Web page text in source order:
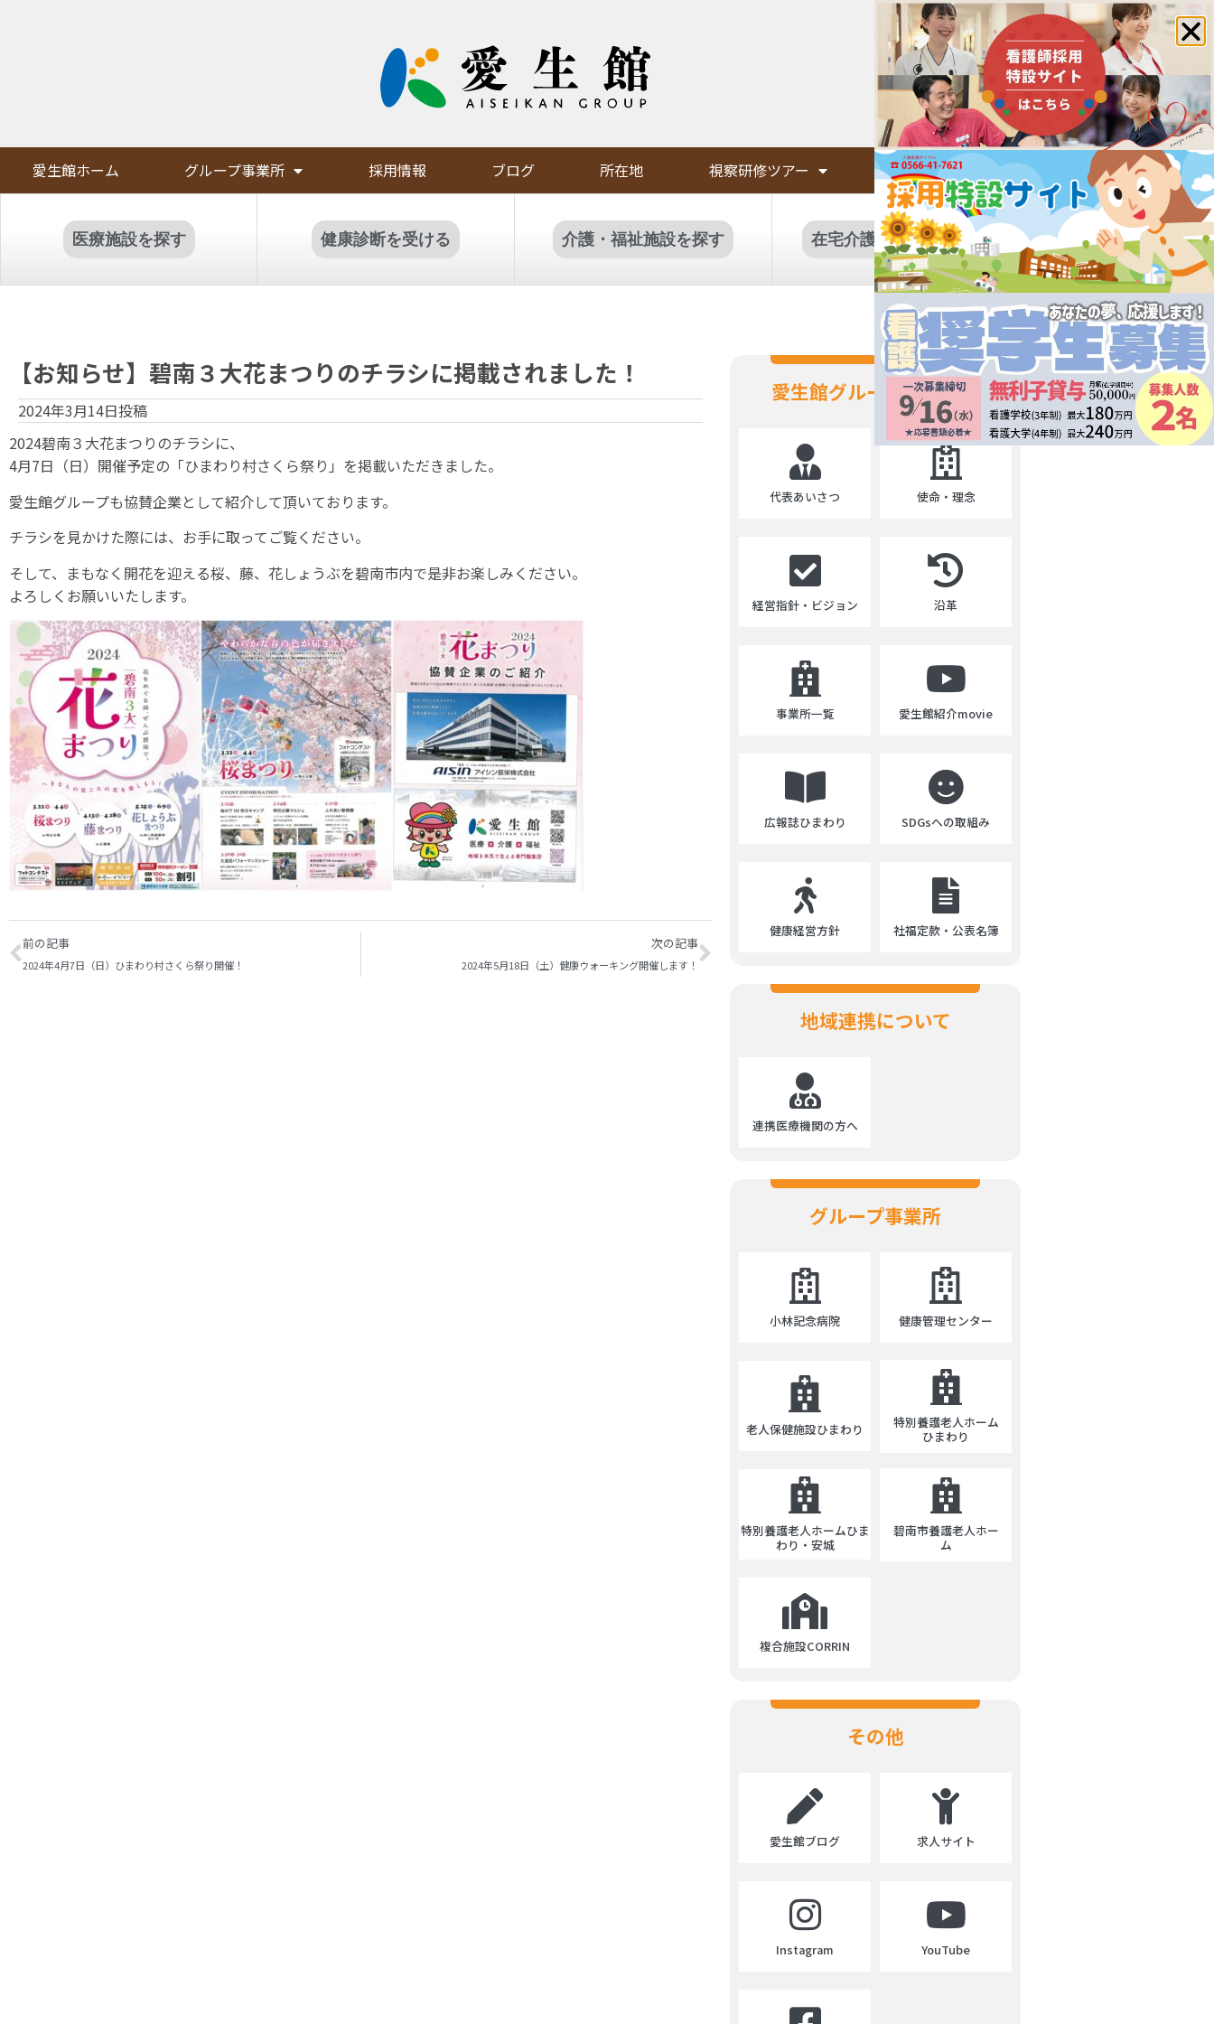
愛生館ホーム グループ事業所 採用情報 ブログ 所在地 視察研修ツアー 面会について
医療施設を探す 健康診断を受ける 介護・福祉施設を探す 在宅介護サービスを探す
【お知らせ】碧南３大花まつりのチラシに掲載されました！
2024年3月14日投稿
2024碧南３大花まつりのチラシに、
4月7日（日）開催予定の「ひまわり村さくら祭り」を掲載いただきました。
愛生館グループも協賛企業として紹介して頂いております。
チラシを見かけた際には、お手に取ってご覧ください。
そして、まもなく開花を迎える桜、藤、花しょうぶを碧南市内で是非お楽しみください。
よろしくお願いいたします。
前の記事
2024年4月7日（日）ひまわり村さくら祭り開催！
次の記事
2024年5月18日（土）健康ウォーキング開催します！
愛生館グループのご案内
代表あいさつ 使命・理念
経営指針・ビジョン 沿革
事業所一覧 愛生館紹介movie
広報誌ひまわり SDGsへの取組み
健康経営方針 社福定款・公表名簿
地域連携について
連携医療機関の方へ
グループ事業所
小林記念病院 健康管理センター
老人保健施設ひまわり
特別養護老人ホーム
ひまわり
特別養護老人ホームひま
わり・安城
碧南市養護老人ホー
ム
複合施設CORRIN
その他
愛生館ブログ 求人サイト
Instagram YouTube